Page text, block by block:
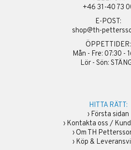
+46 31-40 73
E-POST:
shop@th-
ÖPPETTIDER:
Mån - Fre: 07:30 -
Lör - Sön:
HITTA RÄTT:
› Första sidan
› Kontakta oss /
› Om TH
› Köp &